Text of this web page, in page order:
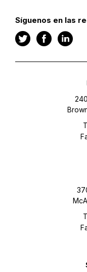
Síguenos en las